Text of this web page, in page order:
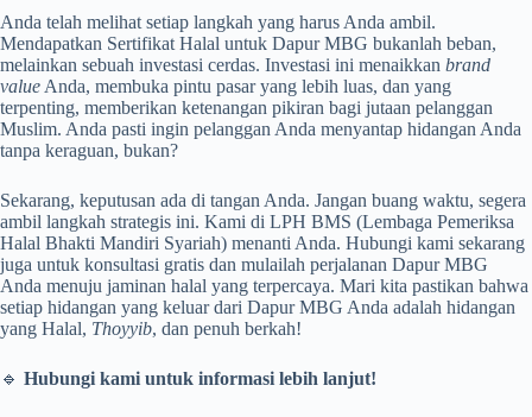
Anda telah melihat setiap langkah yang harus Anda ambil.
Mendapatkan Sertifikat Halal untuk Dapur MBG bukanlah beban,
melainkan sebuah investasi cerdas. Investasi ini menaikkan brand
valueAnda, membuka pintu pasar yang lebih luas, dan yang
terpenting, memberikan ketenangan pikiran bagi jutaan pelanggan
Muslim. Anda pasti ingin pelanggan Anda menyantap hidangan Anda
tanpa keraguan, bukan?
Sekarang, keputusan ada di tangan Anda. Jangan buang waktu, segera
ambil langkah strategis ini. Kami di LPH BMS (Lembaga Pemeriksa
Halal Bhakti Mandiri Syariah) menanti Anda. Hubungi kami sekarang
juga untuk konsultasi gratis dan mulailah perjalanan Dapur MBG
Anda menuju jaminan halal yang terpercaya. Mari kita pastikan bahwa
setiap hidangan yang keluar dari Dapur MBG Anda adalah hidangan
yang Halal, Thoyyib, dan penuh berkah!
🔹 Hubungi kami untuk informasi lebih lanjut!